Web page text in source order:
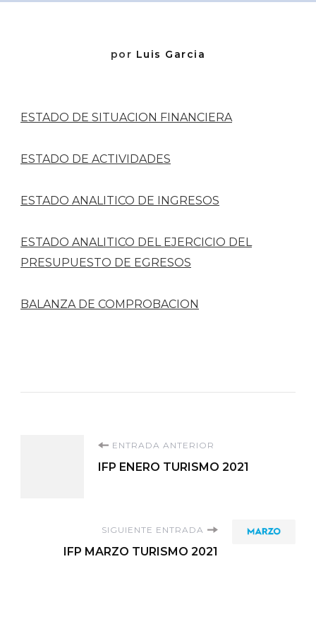
por Luis Garcia
ESTADO DE SITUACION FINANCIERA
ESTADO DE ACTIVIDADES
ESTADO ANALITICO DE INGRESOS
ESTADO ANALITICO DEL EJERCICIO DEL
PRESUPUESTO DE EGRESOS
BALANZA DE COMPROBACION
Navegación
entradas
ENTRADA ANTERIOR
IFP ENERO TURISMO 2021
SIGUIENTE ENTRADA
IFP MARZO TURISMO 2021